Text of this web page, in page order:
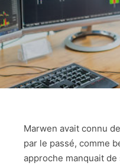
Marwen avait connu
par le passé, comme
approche manquait